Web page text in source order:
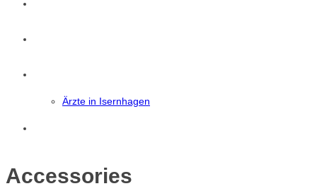
Ärzte in Isernhagen
Accessories